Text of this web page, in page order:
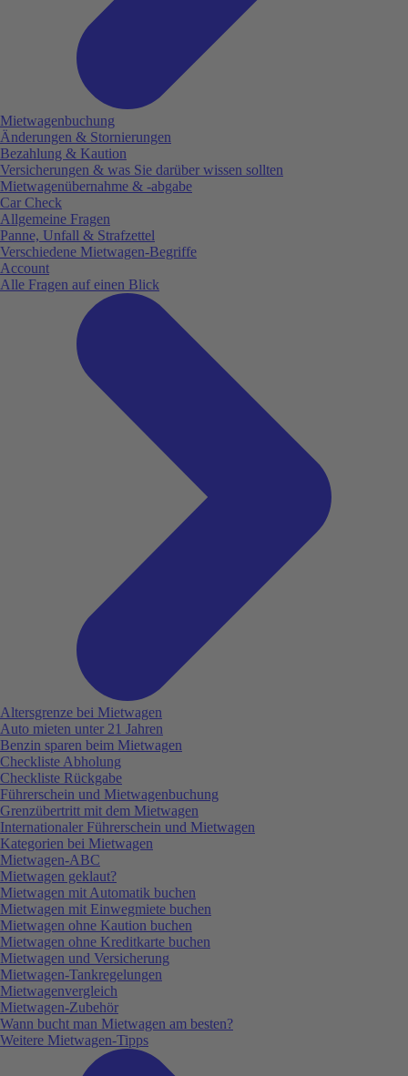
Mietwagenbuchung
Änderungen & Stornierungen
Bezahlung & Kaution
Versicherungen & was Sie darüber wissen sollten
Mietwagenübernahme & -abgabe
Car Check
Allgemeine Fragen
Panne, Unfall & Strafzettel
Verschiedene Mietwagen-Begriffe
Account
Alle Fragen auf einen Blick
Altersgrenze bei Mietwagen
Auto mieten unter 21 Jahren
Benzin sparen beim Mietwagen
Checkliste Abholung
Checkliste Rückgabe
Führerschein und Mietwagenbuchung
Grenzübertritt mit dem Mietwagen
Internationaler Führerschein und Mietwagen
Kategorien bei Mietwagen
Mietwagen-ABC
Mietwagen geklaut?
Mietwagen mit Automatik buchen
Mietwagen mit Einwegmiete buchen
Mietwagen ohne Kaution buchen
Mietwagen ohne Kreditkarte buchen
Mietwagen und Versicherung
Mietwagen-Tankregelungen
Mietwagenvergleich
Mietwagen-Zubehör
Wann bucht man Mietwagen am besten?
Weitere Mietwagen-Tipps